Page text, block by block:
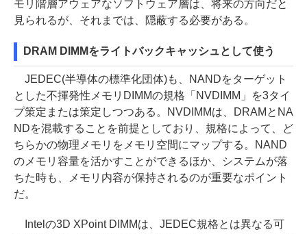
モリ階層アウェアなソフトウェア層は、将来の方向だと
見られるが、それまでは、隠蔽する必要がある。
DRAM DIMMをライトバックキャッシュとして使う
JEDEC(半導体の標準化団体)も、NANDをターゲット
とした不揮発性メモリDIMMの規格「NVDIMM」を3タイ
プ策定または策定しつつある。NVDIMMは、DRAMとNA
NDを混載することを前提としており、規格によって、ど
ちらかの物理メモリをメモリ空間にマップする。NAND
のメモリ容量を活かすことができるほか、システムが落
ちた時も、メモリ内容が保持されるのが重要なポイント
だ。
Intelの3D XPoint DIMMは、JEDEC規格とは異なる可